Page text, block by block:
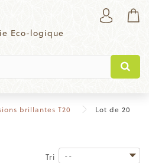
Eco-logique
brillantes T20 Lot de 20
Tri --